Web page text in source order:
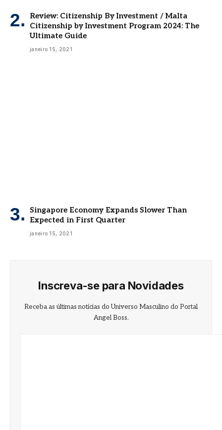
Review: Citizenship By Investment / Malta
Citizenship by Investment Program 2024: The
Ultimate Guide
janeiro 15, 2021
Singapore Economy Expands Slower Than
Expected in First Quarter
janeiro 15, 2021
Inscreva-se para Novidades
Receba as últimas notícias do Universo Masculino do Portal
Angel Boss.